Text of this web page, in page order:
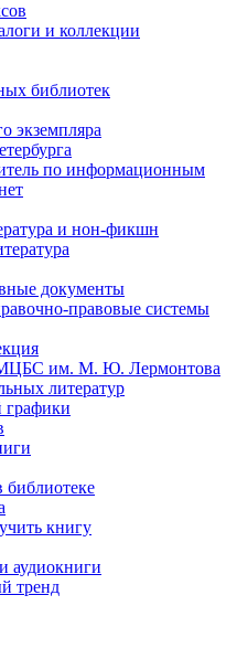
и коллекции
библиотек
экземпляра
по информационным
и нон-фикшн
документы
правовые системы
МЦБС им. М. Ю. Лермонтова
литератур
графики
библиотеке
книгу
аудиокниги
тренд